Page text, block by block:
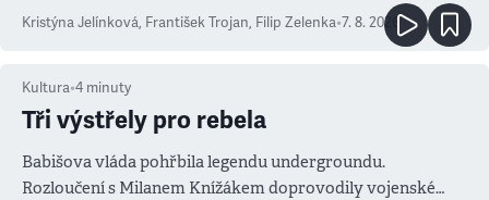
Kristýna Jelínková, František Trojan, Filip Zelenka•7. 8. 2026
Kultura•4 minuty
Tři výstřely pro rebela
Babišova vláda pohřbila legendu undergroundu.
Rozloučení s Milanem Knížákem doprovodily vojenské